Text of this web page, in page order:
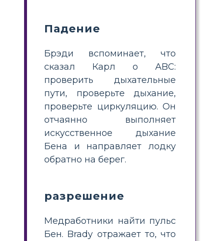
Падение
Брэди вспоминает, что
сказал Карл о ABC:
проверить дыхательные
пути, проверьте дыхание,
проверьте циркуляцию. Он
отчаянно выполняет
искусственное дыхание
Бена и направляет лодку
обратно на берег.
разрешение
Медработники найти пульс
Бен. Brady отражает то, что